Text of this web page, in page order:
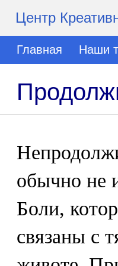
Центр
Главная Наши
обычно не
Боли,
связаны с